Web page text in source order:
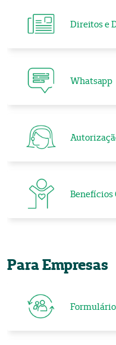
Direitos e
Whatsapp
Benefícios
Para Empresas